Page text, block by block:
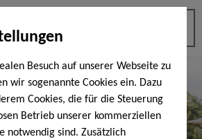
Besuch auf unserer Webseite zu
wir sogenannte Cookies ein. Dazu
Cookies, die für die Steuerung
Betrieb unserer kommerziellen
notwendig sind. Zusätzlich